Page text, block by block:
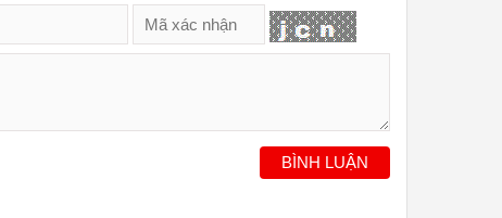
BÌNH LUẬN